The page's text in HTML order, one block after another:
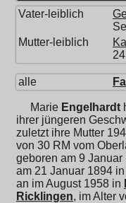
Vater-leiblich
Mutter-leiblich
alle
Marie Engelhardt
ihrer jüngeren
zuletzt ihre Mutter
von 30 RM vom
geboren am 9 Januar
am 21 Januar 1894 in
an im August 1958 in
Ricklingen, im Alter